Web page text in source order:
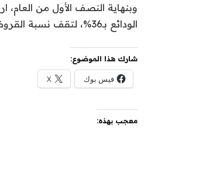
الودائع بـ36%، لتقف نسبة القروض إلى الودائع بنهاية يونيو عند 91%.
شارك هذا الموضوع:
فيس بوك X
معجب بهذه: